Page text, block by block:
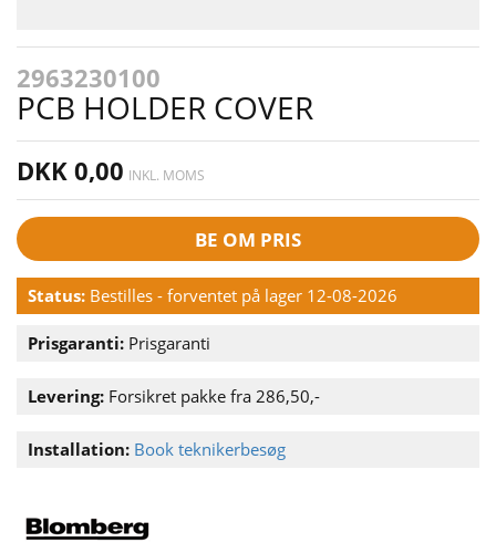
2963230100
PCB HOLDER COVER
DKK 0,00 INKL. MOMS
BE OM PRIS
Status: Bestilles - forventet på lager 12-08-2026
Prisgaranti: Prisgaranti
Levering: Forsikret pakke fra 286,50,-
Installation: Book teknikerbesøg